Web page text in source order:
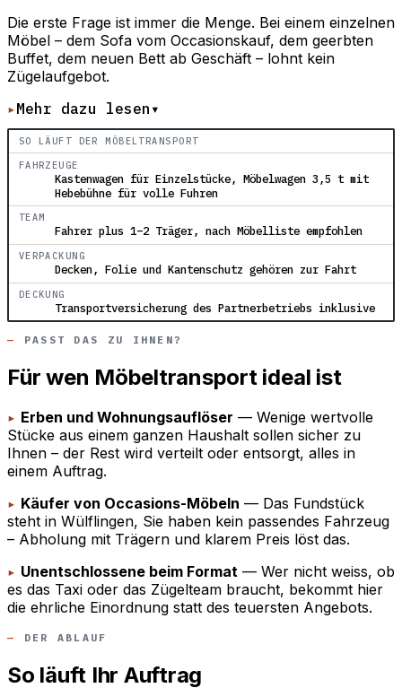
Die erste Frage ist immer die Menge. Bei einem einzelnen
Möbel – dem Sofa vom Occasionskauf, dem geerbten
Buffet, dem neuen Bett ab Geschäft – lohnt kein
Zügelaufgebot.
▸Mehr dazu lesen ▾
SO LÄUFT DER MÖBELTRANSPORT
FAHRZEUGE
Kastenwagen für Einzelstücke, Möbelwagen 3,5 t mit
Hebebühne für volle Fuhren
TEAM
Fahrer plus 1–2 Träger, nach Möbelliste empfohlen
VERPACKUNG
Decken, Folie und Kantenschutz gehören zur Fahrt
DECKUNG
Transportversicherung des Partnerbetriebs inklusive
PASST DAS ZU IHNEN?
Für wen Möbeltransport ideal ist
▸ Erben und Wohnungsauflöser — Wenige wertvolle
Stücke aus einem ganzen Haushalt sollen sicher zu
Ihnen – der Rest wird verteilt oder entsorgt, alles in
einem Auftrag.
▸ Käufer von Occasions-Möbeln — Das Fundstück
steht in Wülflingen, Sie haben kein passendes Fahrzeug
– Abholung mit Trägern und klarem Preis löst das.
▸ Unentschlossene beim Format — Wer nicht weiss, ob
es das Taxi oder das Zügelteam braucht, bekommt hier
die ehrliche Einordnung statt des teuersten Angebots.
DER ABLAUF
So läuft Ihr Auftrag